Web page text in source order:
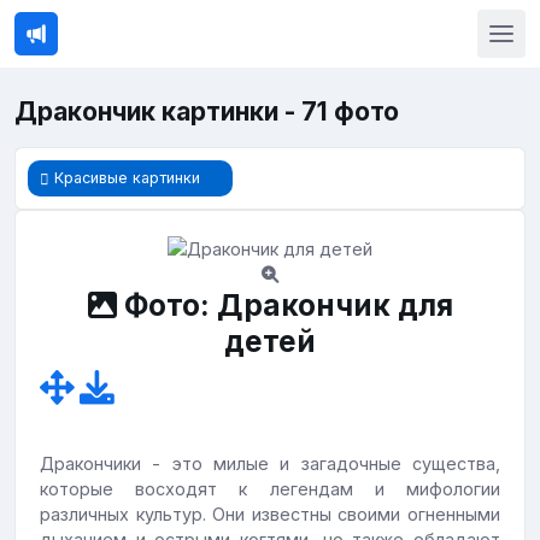
Дракончик картинки - 71 фото
Красивые картинки
Фото: Дракончик для
детей
Дракончики - это милые и загадочные существа,
которые восходят к легендам и мифологии
различных культур. Они известны своими огненными